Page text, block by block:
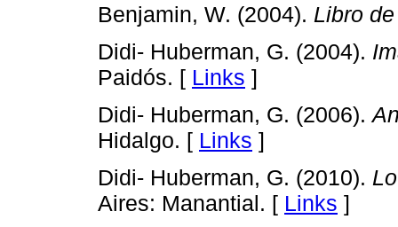
Benjamin, W. (2004). Libro
Didi- Huberman, G. (2004).
Paidós. [ Links ]
Didi- Huberman, G. (2006).
Hidalgo. [ Links ]
Didi- Huberman, G. (2010).
Aires: Manantial. [ Links ]